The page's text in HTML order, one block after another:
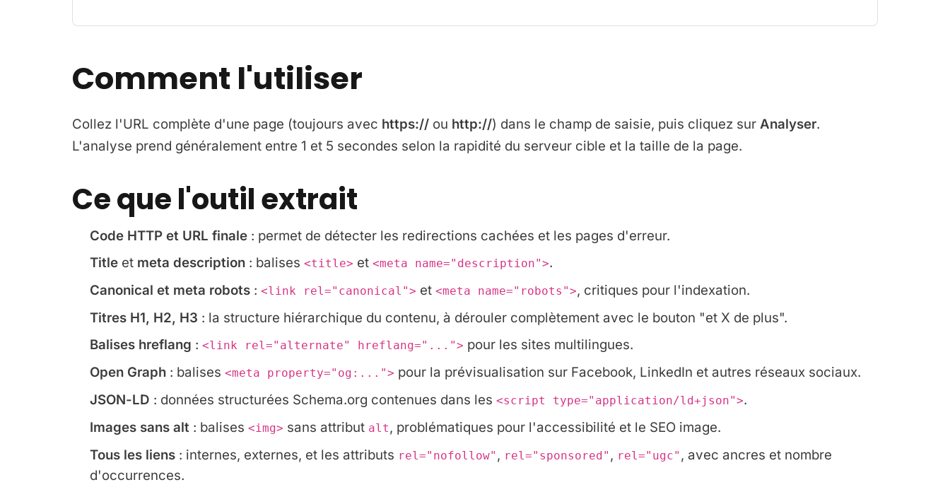
Comment l'utiliser
Collez l'URL complète d'une page (toujours avec https:// ou http://) dans le champ de saisie, puis cliquez sur Analyser.
L'analyse prend généralement entre 1 et 5 secondes selon la rapidité du serveur cible et la taille de la page.
Ce que l'outil extrait
Code HTTP et URL finale : permet de détecter les redirections cachées et les pages d'erreur.
Title et meta description : balises <title> et <meta name="description">.
Canonical et meta robots : <link rel="canonical"> et <meta name="robots">, critiques pour l'indexation.
Titres H1, H2, H3 : la structure hiérarchique du contenu, à dérouler complètement avec le bouton "et X de plus".
Balises hreflang : <link rel="alternate" hreflang="..."> pour les sites multilingues.
Open Graph : balises <meta property="og:..."> pour la prévisualisation sur Facebook, LinkedIn et autres réseaux sociaux.
JSON-LD : données structurées Schema.org contenues dans les <script type="application/ld+json">.
Images sans alt : balises <img> sans attribut alt, problématiques pour l'accessibilité et le SEO image.
Tous les liens : internes, externes, et les attributs rel="nofollow" , rel="sponsored" , rel="ugc" , avec ancres et nombre
d'occurrences.